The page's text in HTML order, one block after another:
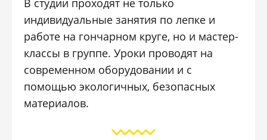
В студии проходят не только
индивидуальные занятия по лепке и
работе на гончарном круге, но и мастер-
классы в группе. Уроки проводят на
современном оборудовании и с
помощью экологичных, безопасных
материалов.